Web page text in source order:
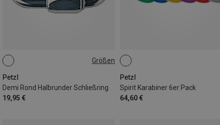
Größen
Petzl
Demi Rond Halbrunder Schließring
19,95 €
10MM
Petzl
Spirit Karabiner 6er Pack
64,60 €